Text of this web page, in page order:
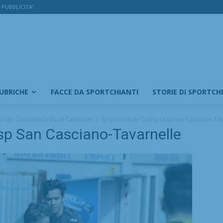
PUBBLICITA’
FACCE DA SPORTCHIANTI STORIE DI
San Casciano-Tavarnelle